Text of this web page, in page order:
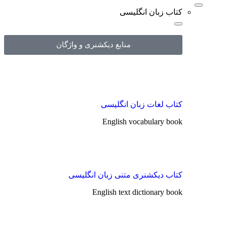
کتاب زبان انگلیسی
منابع دیکشنری و واژگان
کتاب لغات زبان انگلیسی
English vocabulary book
کتاب دیکشنری متنی زبان انگلیسی
English text dictionary book